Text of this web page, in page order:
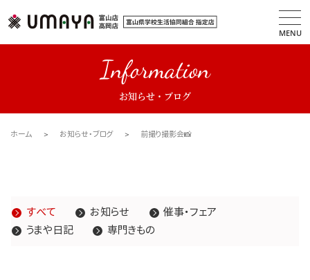
MENU
Information
お知らせ・ブログ
ホーム お知らせ・ブログ 前撮り撮影会📸
すべて お知らせ
催事・フェア
うまや日記
専門きもの